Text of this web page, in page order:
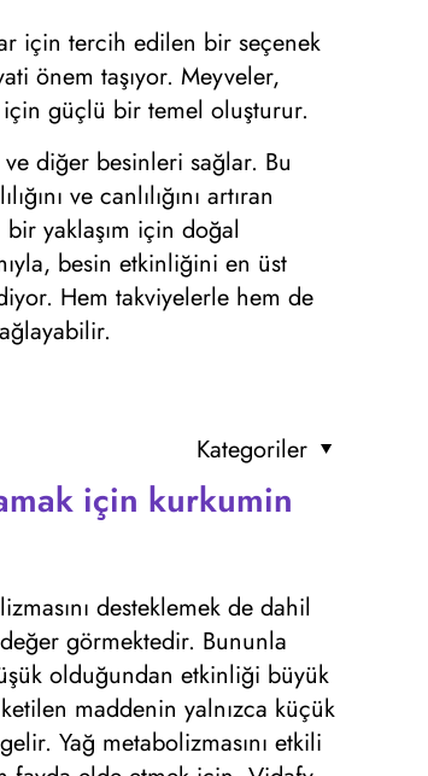
için tercih edilen bir seçenek
önem taşıyor. Meyveler,
için güçlü bir temel oluşturur.
diğer besinleri sağlar. Bu
ve canlılığını artıran
yaklaşım için doğal
besin etkinliğini en üst
Hem takviyelerle hem de
Kategoriler
için kurkumin
desteklemek de dahil
görmektedir. Bununla
olduğundan etkinliği büyük
maddenin yalnızca küçük
Yağ metabolizmasını etkili